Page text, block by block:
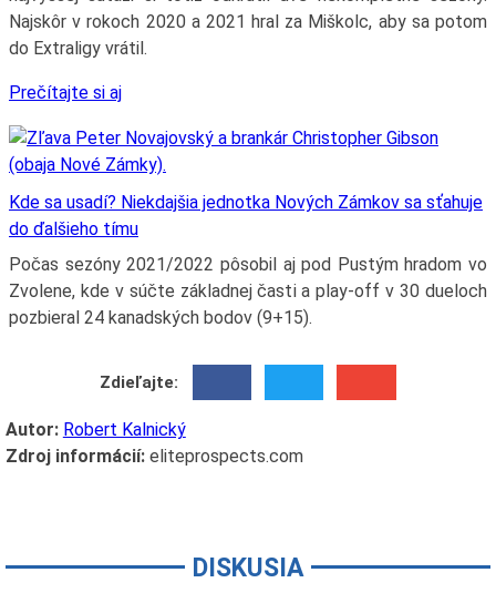
Najskôr v rokoch 2020 a 2021 hral za Miškolc, aby sa potom
do Extraligy vrátil.
Prečítajte si aj
Kde sa usadí? Niekdajšia jednotka Nových Zámkov sa sťahuje
do ďalšieho tímu
Počas sezóny 2021/2022 pôsobil aj pod Pustým hradom vo
Zvolene, kde v súčte základnej časti a play-off v 30 dueloch
pozbieral 24 kanadských bodov (9+15).
Zdieľajte:
Autor: Robert Kalnický
Zdroj informácií:eliteprospects.com
DISKUSIA